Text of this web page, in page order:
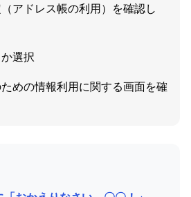
アドレス帳の利用）を確認し
選択
めの情報利用に関する画面を確